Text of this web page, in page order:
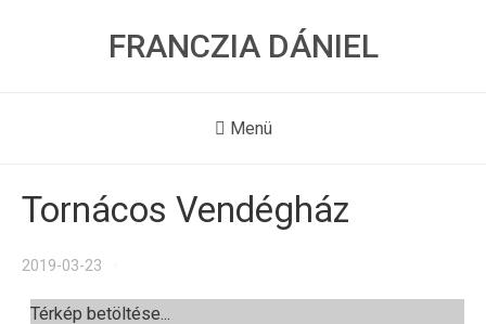
FRANCZIA DÁNIEL
Menü
Tornácos Vendégház
2019-03-23
Térkép betöltése...